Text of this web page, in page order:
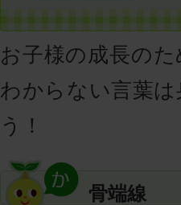
お子様の成長の
わからない言葉
う！
骨端線